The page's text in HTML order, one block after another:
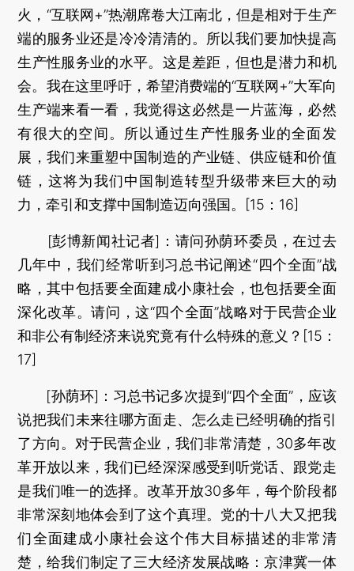
火，“互联网+”热潮席卷大江南北，但是相对于生产
端的服务业还是冷冷清清的。所以我们要加快提高
生产性服务业的水平。这是差距，但也是潜力和机
会。我在这里呼吁，希望消费端的“互联网+”大军向
生产端来看一看，我觉得这必然是一片蓝海，必然
有很大的空间。所以通过生产性服务业的全面发
展，我们来重塑中国制造的产业链、供应链和价值
链，这将为我们中国制造转型升级带来巨大的动
力，牵引和支撑中国制造迈向强国。[15：16]
[彭博新闻社记者]：请问孙荫环委员，在过去
几年中，我们经常听到习总书记阐述“四个全面”战
略，其中包括要全面建成小康社会，也包括要全面
深化改革。请问，这“四个全面”战略对于民营企业
和非公有制经济来说究竟有什么特殊的意义？[15：
17]
[孙荫环]：习总书记多次提到“四个全面”，应该
说把我们未来往哪方面走、怎么走已经明确的指引
了方向。对于民营企业，我们非常清楚，30多年改
革开放以来，我们已经深深感受到听党话、跟党走
是我们唯一的选择。改革开放30多年，每个阶段都
非常深刻地体会到了这个真理。党的十八大又把我
们全面建成小康社会这个伟大目标描述的非常清
楚，给我们制定了三大经济发展战略：京津冀一体